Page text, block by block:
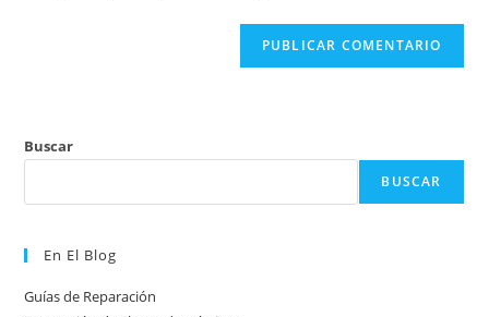
Buscar
BUSCAR
En El Blog
Guías de Reparación